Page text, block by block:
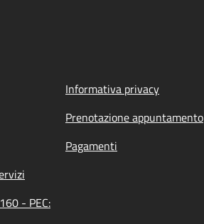
Informativa privacy
Prenotazione appuntamento
Pagamenti
- PEC: